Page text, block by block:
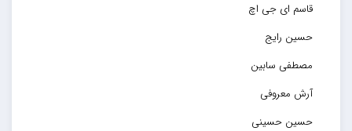
قاسم ای جی اچ
حسین رایج
مصطفی سابین
آرش معروفی
حسین حسینی